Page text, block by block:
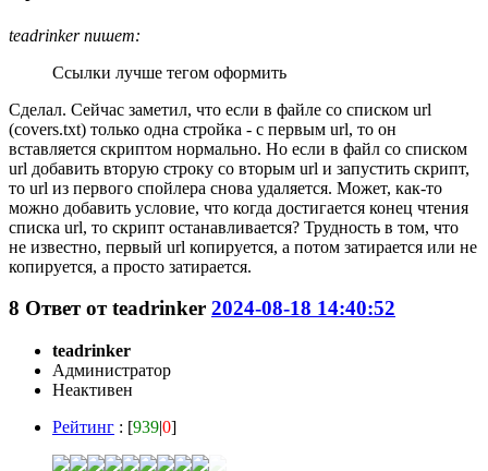
teadrinker пишет:
Ссылки лучше тегом оформить
Сделал. Сейчас заметил, что если в файле со списком url
(covers.txt) только одна стройка - с первым url, то он
вставляется скриптом нормально. Но если в файл со списком
url добавить вторую строку со вторым url и запустить скрипт,
то url из первого спойлера снова удаляется. Может, как-то
можно добавить условие, что когда достигается конец чтения
списка url, то скрипт останавливается? Трудность в том, что
не известно, первый url копируется, а потом затирается или не
копируется, а просто затирается.
8 Ответ отteadrinker 2024-08-18 14:40:52
teadrinker
Администратор
Неактивен
Рейтинг : [939|0]